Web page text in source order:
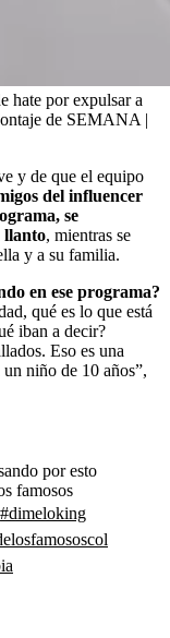
hate por expulsar a
de SEMANA |
y de que el equipo
del influencer
se
llanto, mientras se
y a su familia.
en ese programa?
qué es lo que está
iban a decir?
Eso es una
niño de 10 años”,
por esto
famosos
#dimeloking